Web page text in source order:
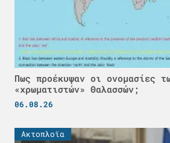
Πως προέκυψαν οι ονομασίες
«χρωματιστών» Θαλασσών;
06.08.26
Ακτοπλοϊα